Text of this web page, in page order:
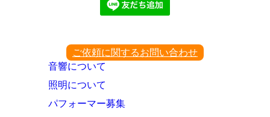
ご依頼に関するお問い合わせ
音響について
照明について
パフォーマー募集